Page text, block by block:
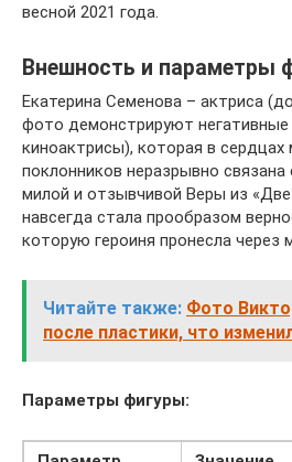
весной 2021 года.
Внешность и параметры
Екатерина Семенова – актриса
фото демонстрируют негативные
киноактрисы), которая в сердцах
поклонников неразрывно
милой и отзывчивой Веры из
навсегда стала прообразом
которую героиня пронесла через
Читайте также: Фото
после пластики, что
Параметры фигуры: